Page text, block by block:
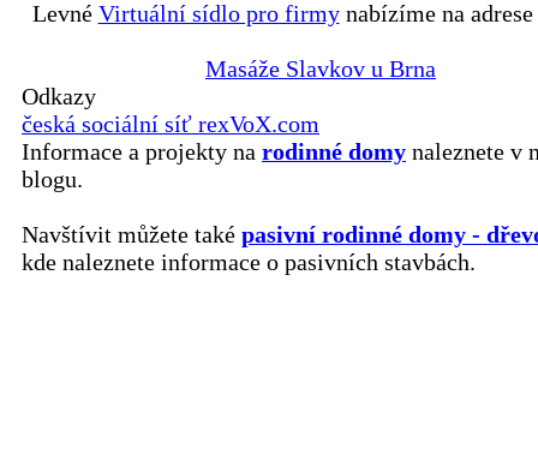
Levné Virtuální sídlo pro firmynabízíme na
Masáže Slavkov u Brna
Odkazy
česká sociální síť rexVoX.com
Informace a projekty na rodinné domy naleznete v
blogu.
Navštívit můžete také pasivní rodinné domy -
kde naleznete informace o pasivních stavbách.